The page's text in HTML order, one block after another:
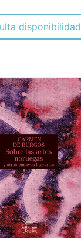
disponibilidad